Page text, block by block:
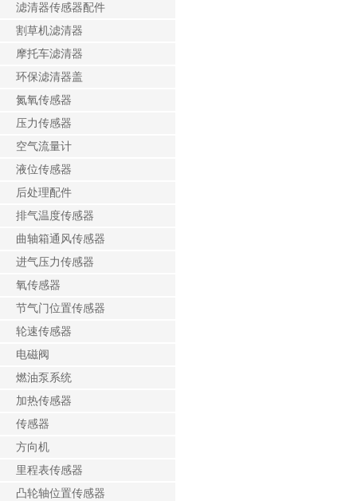
滤清器传感器配件
割草机滤清器
摩托车滤清器
环保滤清器盖
氮氧传感器
压力传感器
空气流量计
液位传感器
后处理配件
排气温度传感器
曲轴箱通风传感器
进气压力传感器
氧传感器
节气门位置传感器
轮速传感器
电磁阀
燃油泵系统
加热传感器
传感器
方向机
里程表传感器
凸轮轴位置传感器